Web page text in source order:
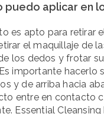
puedo aplicar en
es apto para retirar
el maquillaje de
los dedos y frotar
importante hacerlo
y de arriba hacia
entre en contacto
Essential